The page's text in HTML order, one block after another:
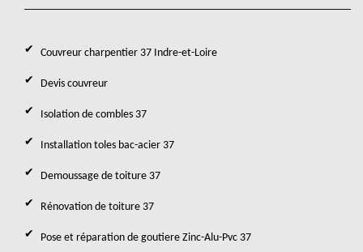
Couvreur charpentier 37 Indre-et-Loire
Devis couvreur
Isolation de combles 37
Installation toles bac-acier 37
Demoussage de toiture 37
Rénovation de toiture 37
Pose et réparation de goutiere Zinc-Alu-Pvc 37